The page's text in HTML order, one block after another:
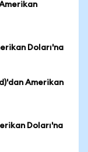
Doları'na
Amerikan
Doları'na